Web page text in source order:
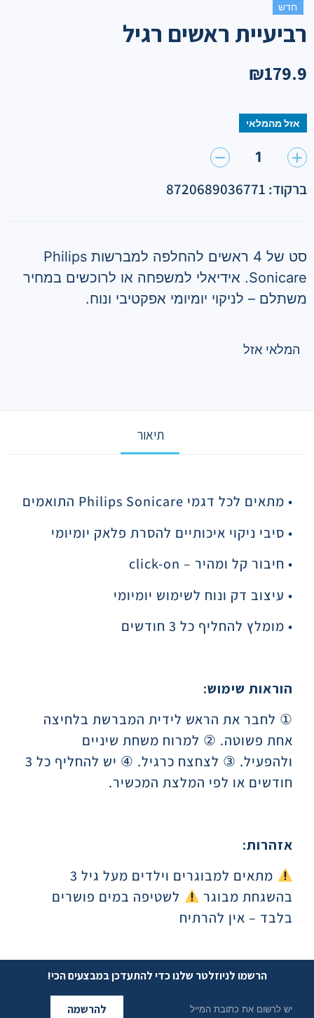
חדש
רביעיית ראשים רגיל
₪179.9
אזל מהמלאי
1
ברקוד: 8720689036771
סט של 4 ראשים להחלפה למברשות
Philips
Sonicare. אידיאלי למשפחה או לרוכשים במחיר
משתלם – לניקוי יומיומי אפקטיבי ונוח.
המלאי אזל
תיאור
• מתאים לכל דגמי Philips Sonicare התואמים
• סיבי ניקוי איכותיים להסרת פלאק יומיומי
• חיבור קל ומהיר – click-on
• עיצוב דק ונוח לשימוש יומיומי
• מומלץ להחליף כל 3 חודשים
הוראות שימוש:
① לחבר את הראש לידית המברשת בלחיצה
אחת פשוטה. ② למרוח משחת שיניים
ולהפעיל. ③ לצחצח כרגיל. ④
יש להחליף כל 3
חודשים או לפי המלצת המכשיר.
אזהרות:
מתאים למבוגרים וילדים מעל גיל 3
בהשגחת מבוגר
לשטיפה במים פושרים
בלבד – אין להרתיח
הרשמו לניוזלטר שלנו כדי להתעדכן במבצעים הכי!
להרשמה